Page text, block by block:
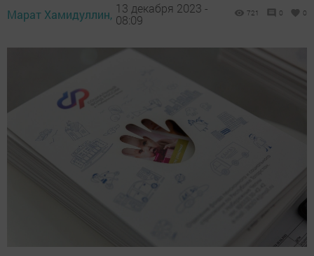
Марат Хамидуллин, 13 декабря 2023 -
08:09
721 0 0